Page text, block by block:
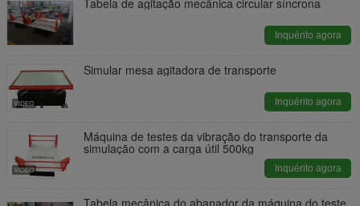
Tabela de agitação mecânica circular síncrona
Inquérito agora
Simular mesa agitadora de transporte
Inquérito agora
Máquina de testes da vibração do transporte da
simulação com a carga útil 500kg
Inquérito agora
Tabela mecânica do abanador da máquina do teste